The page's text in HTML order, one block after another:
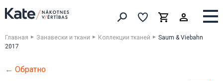
Искать товары
ВыборкаКорзинаВыборка
Главная Занавески и ткани Коллекции тканей
Saum & Viebahn
2017
← Обратно